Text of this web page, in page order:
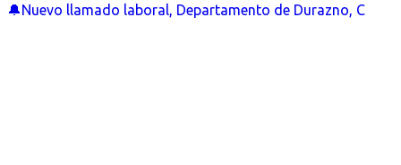
🔔Nuevo llamado laboral, Departamento de Durazno, C